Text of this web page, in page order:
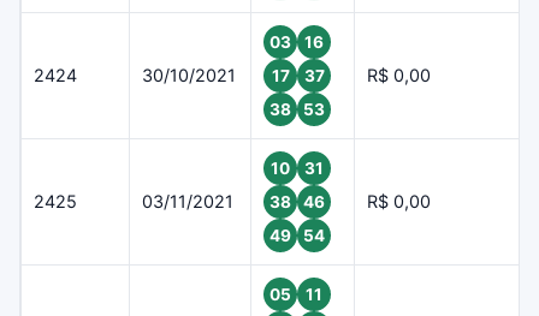
2424 30/10/2021
03
16
17
37
38
53
R$ 0,00
2425 03/11/2021
10
31
38
46
49
54
R$ 0,00
05
11